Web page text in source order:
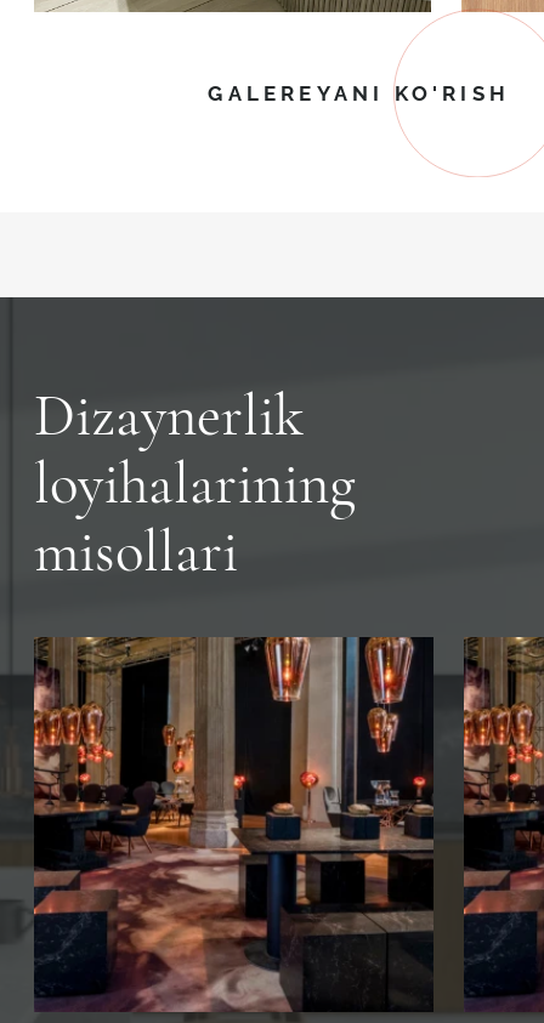
GALEREYANI KO'RISH
Dizaynerlik
loyihalarining
misollari